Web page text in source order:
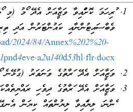
ފުރިހަމަ ކޮށްފައިވާ ވަޒީފާއަށް އެދޭ
ވެބްސައިޓުންނާއި ކައުންޓަރުން އަދި
2024/84/Annex%202%20-
ވަޒީފާއަށް އެދޭ ފަރާތުގެ ވަނަވަރު
ވަޒީފާއަށް އެދޭ ފަރާތުގެ ދިވެހި
ފެންނަ، ލިޔެފައިވާ ލިޔުންތައް ކިޔަން